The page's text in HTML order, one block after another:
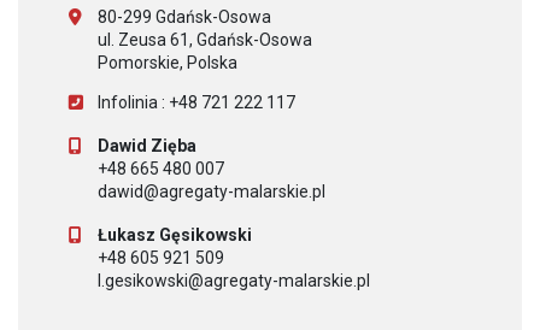
80-299 Gdańsk-Osowa
ul. Zeusa 61, Gdańsk-Osowa
Pomorskie, Polska
Infolinia : +48 721 222 117
Dawid Zięba
+48 665 480 007
dawid@agregaty-malarskie.pl
Łukasz Gęsikowski
+48 605 921 509
l.gesikowski@agregaty-malarskie.pl